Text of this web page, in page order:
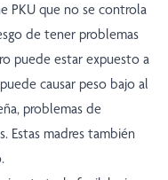
PKU que no se controla
de tener problemas
puede estar expuesto a
causar peso bajo al
problemas de
Estas madres también